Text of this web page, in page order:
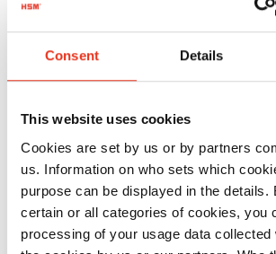
Consent Details
This website uses cookies
Cookies are set by us or by partners
us. Information on who sets which
purpose can be displayed in the details.
certain or all categories of cookies, you
processing of your usage data collected
HSM
SECURIO
mm
1911121